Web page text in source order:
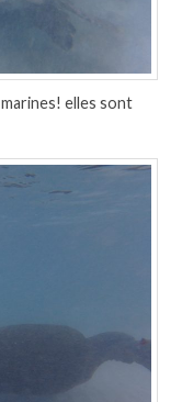
elles sont